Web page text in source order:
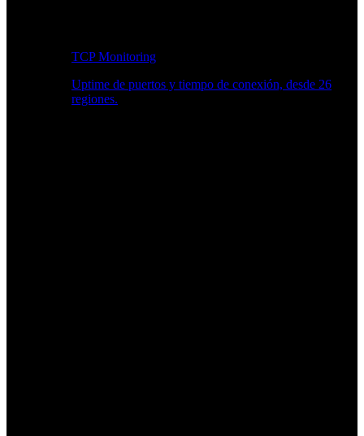
TCP Monitoring
Uptime de puertos y tiempo de conexión, desde 26
regiones.